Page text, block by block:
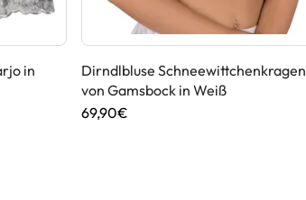
in
Dirndlbluse Schneewittchenkragen
von Gamsbock in Weiß
69,90€